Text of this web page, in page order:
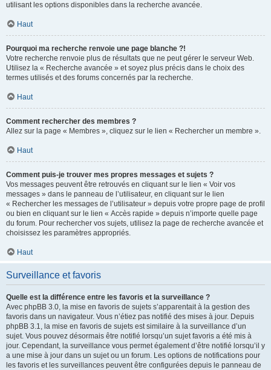
utilisant les options disponibles dans la recherche avancée.
Haut
Pourquoi ma recherche renvoie une page blanche ?!
Votre recherche renvoie plus de résultats que ne peut gérer le serveur Web.
Utilisez la « Recherche avancée » et soyez plus précis dans le choix des
termes utilisés et des forums concernés par la recherche.
Haut
Comment rechercher des membres ?
Allez sur la page « Membres », cliquez sur le lien « Rechercher un membre ».
Haut
Comment puis-je trouver mes propres messages et sujets ?
Vos messages peuvent être retrouvés en cliquant sur le lien « Voir vos
messages » dans le panneau de l’utilisateur, en cliquant sur le lien
« Rechercher les messages de l’utilisateur » depuis votre propre page de profil
ou bien en cliquant sur le lien « Accès rapide » depuis n’importe quelle page
du forum. Pour rechercher vos sujets, utilisez la page de recherche avancée et
choisissez les paramètres appropriés.
Haut
Surveillance et favoris
Quelle est la différence entre les favoris et la surveillance ?
Avec phpBB 3.0, la mise en favoris de sujets s’apparentait à la gestion des
favoris dans un navigateur. Vous n’étiez pas notifié des mises à jour. Depuis
phpBB 3.1, la mise en favoris de sujets est similaire à la surveillance d’un
sujet. Vous pouvez désormais être notifié lorsqu’un sujet favoris a été mis à
jour. Cependant, la surveillance vous permet également d’être notifié lorsqu’il y
a une mise à jour dans un sujet ou un forum. Les options de notifications pour
les favoris et les surveillances peuvent être configurées depuis le panneau de